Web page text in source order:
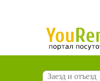
Заезд и отъезд